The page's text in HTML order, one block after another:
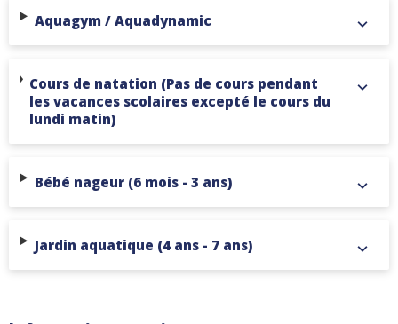
Aquagym / Aquadynamic
Cours de natation (Pas de cours pendant
les vacances scolaires excepté le cours du
lundi matin)
Bébé nageur (6 mois - 3 ans)
Jardin aquatique (4 ans - 7 ans)